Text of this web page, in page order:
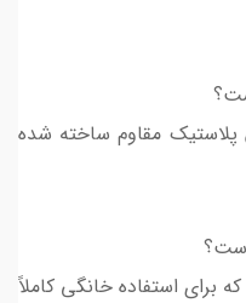
از جنس پلاستیک مقاوم ساخته شده
450 وات است که برای استفاده خانگی کاملاً